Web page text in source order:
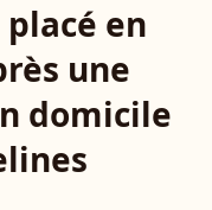
en
une
domicile